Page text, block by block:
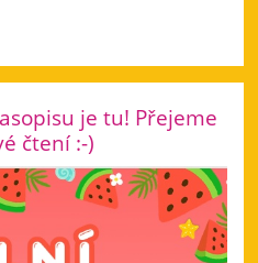
je tu! Přejeme
čtení :-)